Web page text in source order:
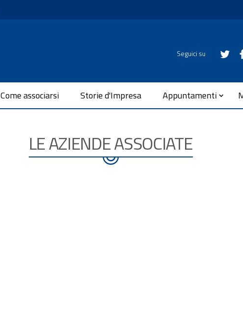
Seguici su
Come associarsi Storie d'Impresa Appuntamenti
LE AZIENDE ASSOCIATE